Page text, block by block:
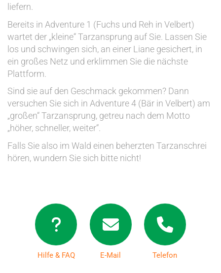
liefern.
Bereits in Adventure 1 (Fuchs und Reh in Velbert)
wartet der „kleine“ Tarzansprung auf Sie. Lassen Sie
los und schwingen sich, an einer Liane gesichert, in
ein großes Netz und erklimmen Sie die nächste
Plattform.
Sind sie auf den Geschmack gekommen? Dann
versuchen Sie sich in Adventure 4 (Bär in Velbert) am
„großen“ Tarzansprung, getreu nach dem Motto
„höher, schneller, weiter“.
Falls Sie also im Wald einen beherzten Tarzanschrei
hören, wundern Sie sich bitte nicht!
Hilfe & FAQ E-Mail Telefon